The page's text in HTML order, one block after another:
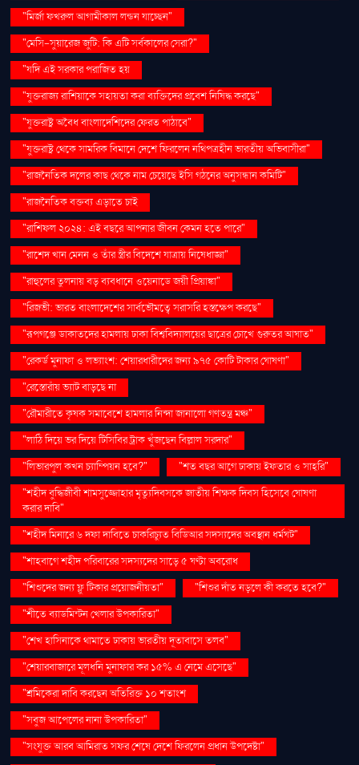
"মির্জা ফখরুল আগামীকাল লন্ডন যাচ্ছেন"
"মেসি-সুয়ারেজ জুটি: কি এটি সর্বকালের সেরা?"
"যদি এই সরকার পরাজিত হয়
"যুক্তরাজ্য রাশিয়াকে সহায়তা করা ব্যক্তিদের প্রবেশ নিষিদ্ধ করছে"
"যুক্তরাষ্ট্র অবৈধ বাংলাদেশিদের ফেরত পাঠাবে"
"যুক্তরাষ্ট্র থেকে সামরিক বিমানে দেশে ফিরলেন নথিপত্রহীন ভারতীয় অভিবাসীরা"
"রাজনৈতিক দলের কাছ থেকে নাম চেয়েছে ইসি গঠনের অনুসন্ধান কমিটি"
"রাজনৈতিক বক্তব্য এড়াতে চাই
"রাশিফল ২০২৪: এই বছরে আপনার জীবন কেমন হতে পারে"
"রাশেদ খান মেনন ও তাঁর স্ত্রীর বিদেশে যাত্রায় নিষেধাজ্ঞা"
"রাহুলের তুলনায় বড় ব্যবধানে ওয়েনাডে জয়ী প্রিয়াঙ্কা"
"রিজভী: ভারত বাংলাদেশের সার্বভৌমত্বে সরাসরি হস্তক্ষেপ করছে"
"রূপগঞ্জে ডাকাতদের হামলায় ঢাকা বিশ্ববিদ্যালয়ের ছাত্রের চোখে গুরুতর আঘাত"
"রেকর্ড মুনাফা ও লভ্যাংশ: শেয়ারধারীদের জন্য ৯৭৫ কোটি টাকার ঘোষণা"
"রেস্তোরাঁয় ভ্যাট বাড়ছে না
"রৌমারীতে কৃষক সমাবেশে হামলার নিন্দা জানালো গণতন্ত্র মঞ্চ"
"লাঠি দিয়ে ভর দিয়ে টিসিবির ট্রাক খুঁজছেন বিল্লাল সরদার"
"লিভারপুল কখন চ্যাম্পিয়ন হবে?"
"শত বছর আগে ঢাকায় ইফতার ও সাহ্‌রি"
"শহীদ বুদ্ধিজীবী শামসুজ্জোহার মৃত্যুদিবসকে জাতীয় শিক্ষক দিবস হিসেবে ঘোষণা
করার দাবি"
"শহীদ মিনারে ৬ দফা দাবিতে চাকরিচ্যুত বিডিআর সদস্যদের অবস্থান ধর্মঘট"
"শাহবাগে শহীদ পরিবারের সদস্যদের সাড়ে ৫ ঘণ্টা অবরোধ
"শিশুদের জন্য ফ্লু টিকার প্রয়োজনীয়তা"
"শিশুর দাঁত নড়লে কী করতে হবে?"
"শীতে ব্যাডমিন্টন খেলার উপকারিতা"
"শেখ হাসিনাকে থামাতে ঢাকায় ভারতীয় দূতাবাসে তলব"
"শেয়ারবাজারে মূলধনি মুনাফার কর ১৫% এ নেমে এসেছে"
"শ্রমিকেরা দাবি করছেন অতিরিক্ত ১০ শতাংশ
"সবুজ আপেলের নানা উপকারিতা"
"সংযুক্ত আরব আমিরাত সফর শেষে দেশে ফিরলেন প্রধান উপদেষ্টা"